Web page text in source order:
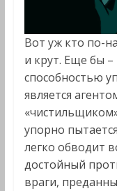
Вот уж кто по-
и крут. Еще бы
способностью
является
упорно
легко обводит
достойный
враги,